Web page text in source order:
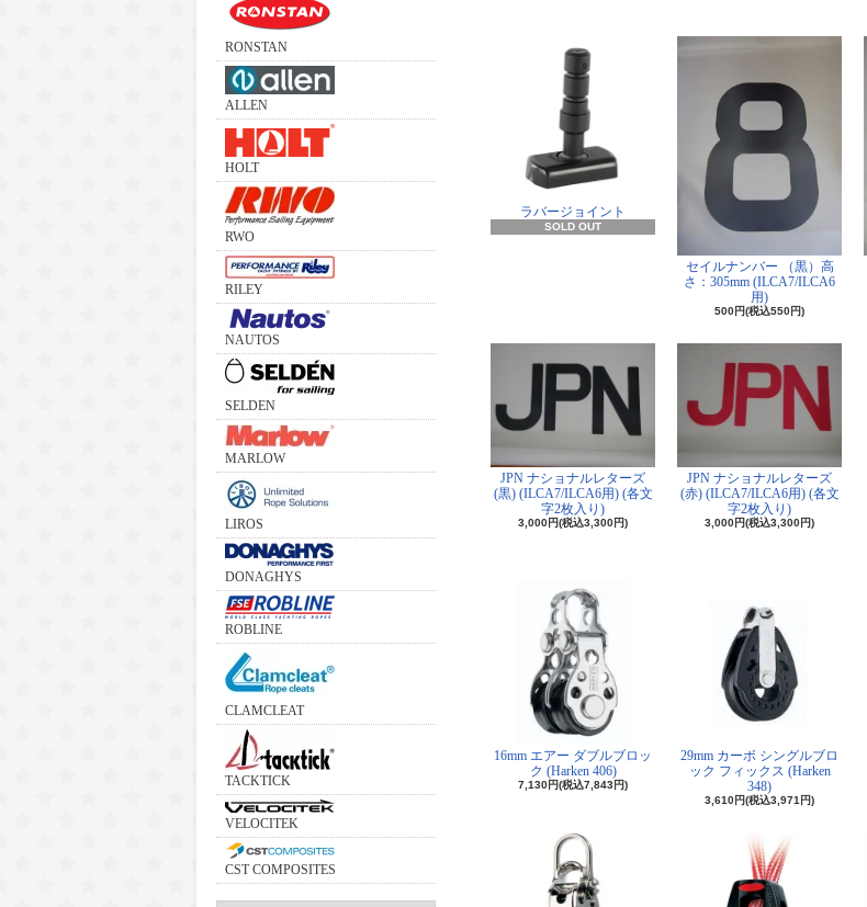
RONSTAN
ALLEN
HOLT
RWO
RILEY
NAUTOS
SELDEN
MARLOW
LIROS
DONAGHYS
ROBLINE
CLAMCLEAT
TACKTICK
VELOCITEK
CST COMPOSITES
ラバージョイント
SOLD OUT
セイルナンバー （黒）高
さ：305mm (ILCA7/ILCA6
用)
500円(税込550円)
JPN ナショナルレターズ
(黒) (ILCA7/ILCA6用) (各文
字2枚入り)
3,000円(税込3,300円)
JPN ナショナルレターズ
(赤) (ILCA7/ILCA6用) (各文
字2枚入り)
3,000円(税込3,300円)
16mm エアー ダブルブロッ
ク (Harken 406)
7,130円(税込7,843円)
29mm カーボ シングルブロ
ック フィックス (Harken
348)
3,610円(税込3,971円)